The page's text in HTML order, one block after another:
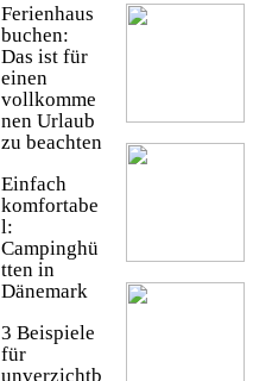
Ferienhaus
buchen:
Das ist für
einen
vollkomme
nen Urlaub
zu beachten
Einfach
komfortabe
l:
Campinghü
tten in
Dänemark
3 Beispiele
für
unverzichtb